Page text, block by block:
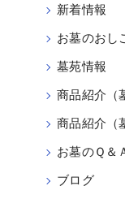
新着情報
お墓のおし
墓苑情報
商品紹介（
商品紹介（
お墓のＱ＆
ブログ